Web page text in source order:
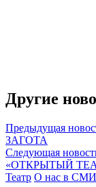
Другие
Предыдущая
ЗАГОТА
Следующая
«ОТКРЫТЫЙ
Театр О нас в СМИ